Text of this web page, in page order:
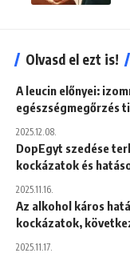
Olvasd el ezt is!
A leucin előnyei:
egészségmegőrzés
2025.12.08.
DopEgyt szedése
kockázatok és
2025.11.16.
Az alkohol káros
kockázatok,
2025.11.17.